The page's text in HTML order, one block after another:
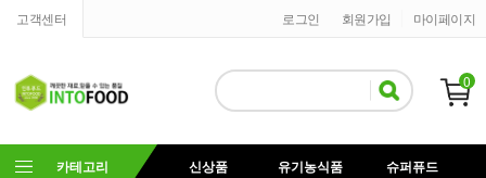
고객센터 마이페이지
회원가입
로그인
0
카테고리 신상품 유기농식품
슈퍼퓨드